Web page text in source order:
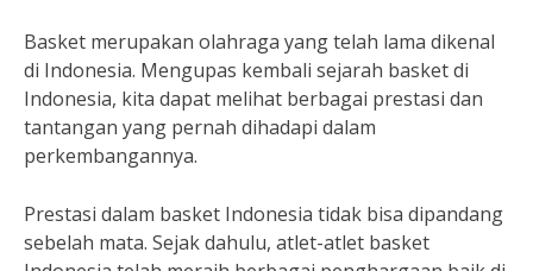
Basket merupakan olahraga yang telah lama dikenal
di Indonesia. Mengupas kembali sejarah basket di
Indonesia, kita dapat melihat berbagai prestasi dan
tantangan yang pernah dihadapi dalam
perkembangannya.
Prestasi dalam basket Indonesia tidak bisa dipandang
sebelah mata. Sejak dahulu, atlet-atlet basket